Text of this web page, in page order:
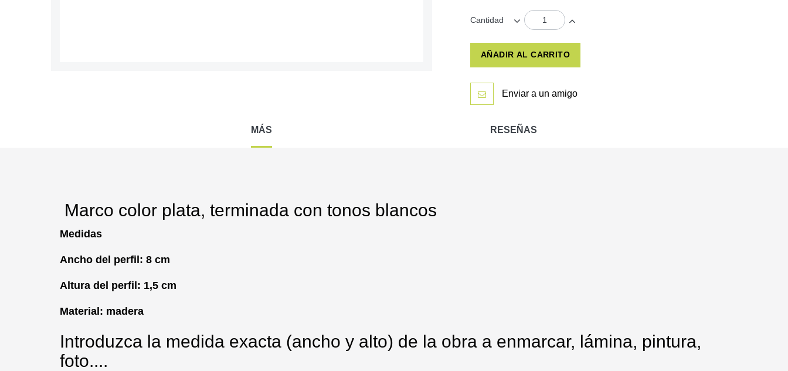
Cantidad
AÑADIR AL CARRITO
Enviar a un amigo
MÁS RESEÑAS
Marco color plata, terminada con tonos blancos
Medidas
Ancho del perfil: 8 cm
Altura del perfil: 1,5 cm
Material: madera
Introduzca la medida exacta (ancho y alto) de la obra a enmarcar, lámina, pintura,
foto....